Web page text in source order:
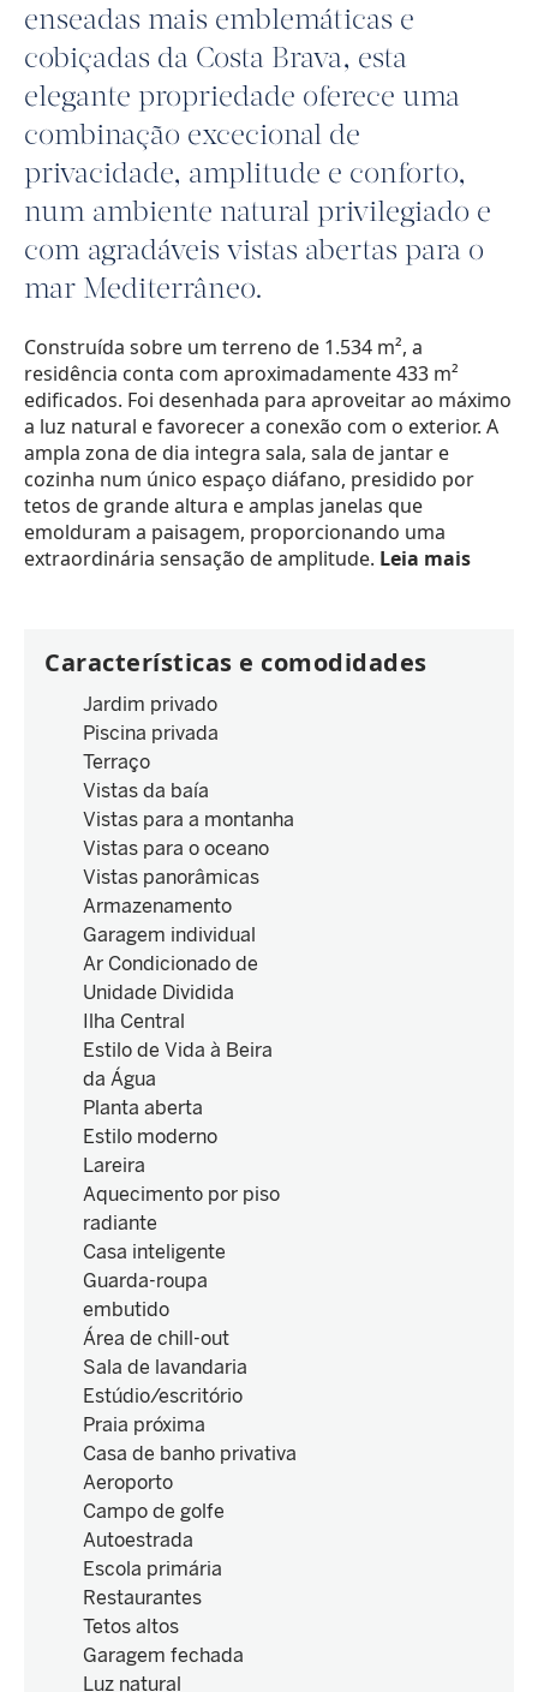
enseadas mais emblemáticas e
cobiçadas da Costa Brava, esta
elegante propriedade oferece uma
combinação excecional de
privacidade, amplitude e conforto,
num ambiente natural privilegiado e
com agradáveis vistas abertas para o
mar Mediterrâneo.
Construída sobre um terreno de 1.534 m², a
residência conta com aproximadamente 433 m²
edificados. Foi desenhada para aproveitar ao máximo
a luz natural e favorecer a conexão com o exterior. A
ampla zona de dia integra sala, sala de jantar e
cozinha num único espaço diáfano, presidido por
tetos de grande altura e amplas janelas que
emolduram a paisagem, proporcionando uma
extraordinária sensação de amplitude. Leia mais
Características e comodidades
Jardim privado
Piscina privada
Terraço
Vistas da baía
Vistas para a montanha
Vistas para o oceano
Vistas panorâmicas
Armazenamento
Garagem individual
Ar Condicionado de
Unidade Dividida
Ilha Central
Estilo de Vida à Beira
da Água
Planta aberta
Estilo moderno
Lareira
Aquecimento por piso
radiante
Casa inteligente
Guarda-roupa
embutido
Área de chill-out
Sala de lavandaria
Estúdio/escritório
Praia próxima
Casa de banho privativa
Aeroporto
Campo de golfe
Autoestrada
Escola primária
Restaurantes
Tetos altos
Garagem fechada
Luz natural